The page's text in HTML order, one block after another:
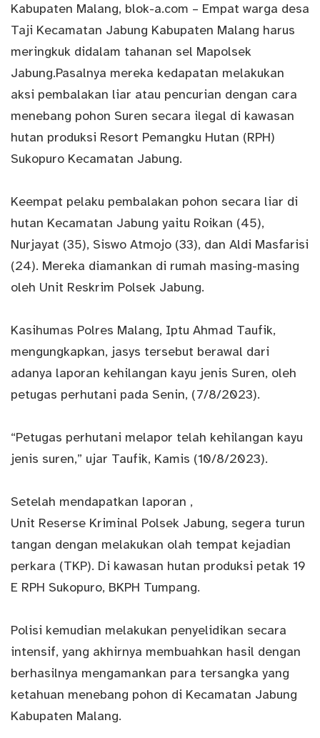
Kabupaten Malang, blok-a.com – Empat warga desa
Taji Kecamatan Jabung Kabupaten Malang harus
meringkuk didalam tahanan sel Mapolsek
Jabung.Pasalnya mereka kedapatan melakukan
aksi pembalakan liar atau pencurian dengan cara
menebang pohon Suren secara ilegal di kawasan
hutan produksi Resort Pemangku Hutan (RPH)
Sukopuro Kecamatan Jabung.
Keempat pelaku pembalakan pohon secara liar di
hutan Kecamatan Jabung yaitu Roikan (45),
Nurjayat (35), Siswo Atmojo (33), dan Aldi Masfarisi
(24). Mereka diamankan di rumah masing-masing
oleh Unit Reskrim Polsek Jabung.
Kasihumas Polres Malang, Iptu Ahmad Taufik,
mengungkapkan, jasys tersebut berawal dari
adanya laporan kehilangan kayu jenis Suren, oleh
petugas perhutani pada Senin, (7/8/2023).
“Petugas perhutani melapor telah kehilangan kayu
jenis suren,” ujar Taufik, Kamis (10/8/2023).
Setelah mendapatkan laporan ,
Unit Reserse Kriminal Polsek Jabung, segera turun
tangan dengan melakukan olah tempat kejadian
perkara (TKP). Di kawasan hutan produksi petak 19
E RPH Sukopuro, BKPH Tumpang.
Polisi kemudian melakukan penyelidikan secara
intensif, yang akhirnya membuahkan hasil dengan
berhasilnya mengamankan para tersangka yang
ketahuan menebang pohon di Kecamatan Jabung
Kabupaten Malang.